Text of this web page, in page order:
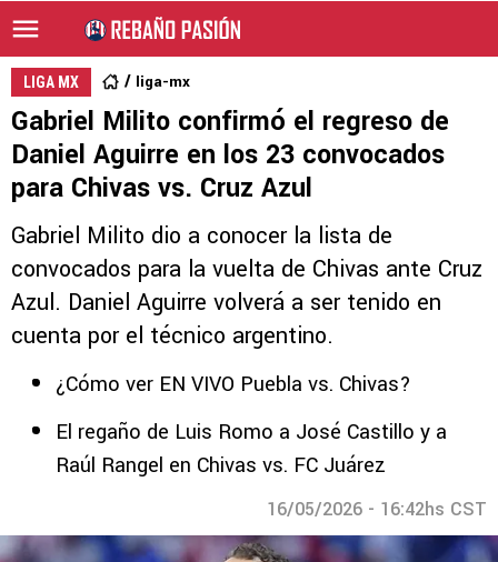
LIGA MX liga-mx
Gabriel Milito confirmó el regreso de
Daniel Aguirre en los 23 convocados
para Chivas vs. Cruz Azul
Gabriel Milito dio a conocer la lista de
convocados para la vuelta de Chivas ante Cruz
Azul. Daniel Aguirre volverá a ser tenido en
cuenta por el técnico argentino.
¿Cómo ver EN VIVO Puebla vs. Chivas?
El regaño de Luis Romo a José Castillo y a
Raúl Rangel en Chivas vs. FC Juárez
16/05/2026 - 16:42hs CST